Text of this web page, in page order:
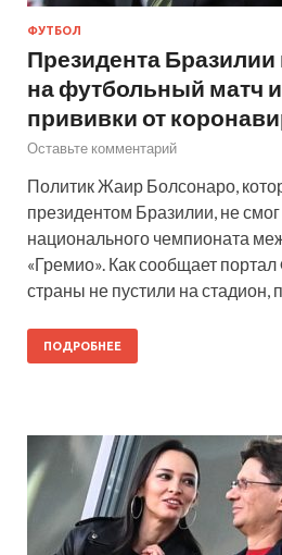
ФУТБОЛ
Президента Бразилии
на футбольный матч
прививки от
Оставьте комментарий
Политик Жаир Болсонаро,
президентом Бразилии, не
национального чемпионата
«Гремио». Как сообщает портал
страны не пустили на стадион,
ПОДРОБНЕЕ